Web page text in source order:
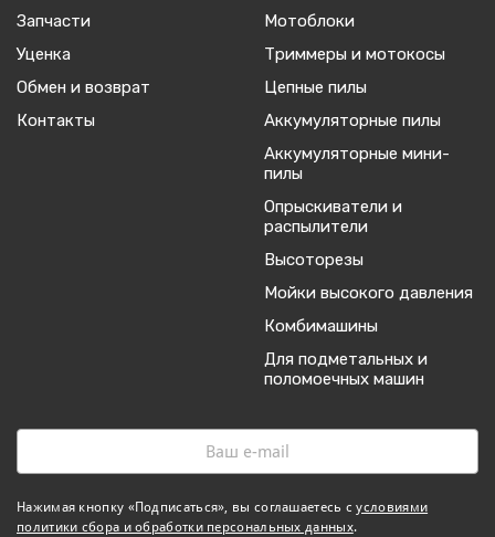
Запчасти
Уценка
Обмен и возврат
Контакты
Мотоблоки
Триммеры и мотокосы
Цепные пилы
Аккумуляторные пилы
Аккумуляторные мини-
пилы
Опрыскиватели и
распылители
Высоторезы
Мойки высокого давления
Комбимашины
Для подметальных и
поломоечных машин
Нажимая кнопку «Подписаться», вы соглашаетесь сусловиями
политики сбора и обработки персональных данных.